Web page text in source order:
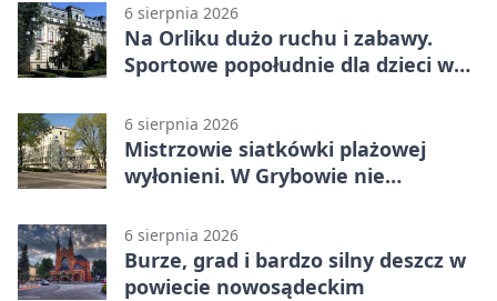
6 sierpnia 2026
Na Orliku dużo ruchu i zabawy.
Sportowe popołudnie dla dzieci w
6 sierpnia 2026
Mistrzowie siatkówki plażowej
wyłonieni. W Grybowie nie
6 sierpnia 2026
Burze, grad i bardzo silny deszcz w
powiecie nowosądeckim